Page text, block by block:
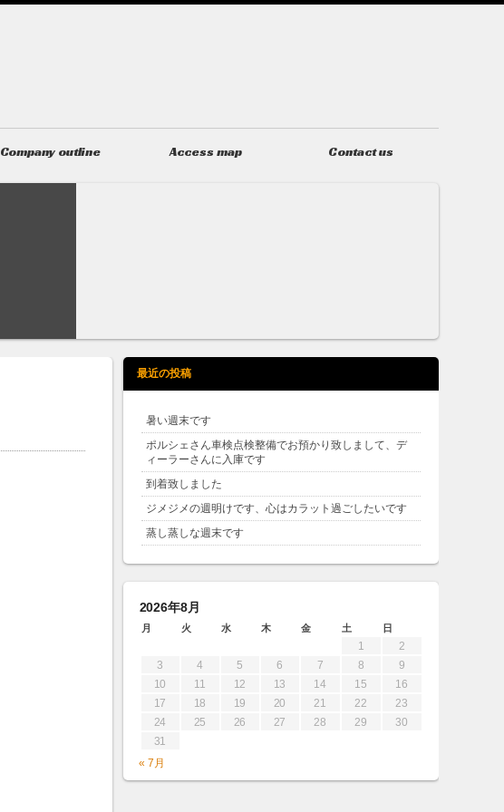
Company outline Access map Contact us
最近の投稿
暑い週末です
ポルシェさん車検点検整備でお預かり致しまして、デ
ィーラーさんに入庫です
到着致しました
ジメジメの週明けです、心はカラット過ごしたいです
蒸し蒸しな週末です
2026年8月
月 火 水 木 金 土 日
1
2
3
4 5 6 7 8
9
10
11 12 13 14 15
16
17
18 19 20 21 22
23
24
25 26 27 28 29
30
31
« 7月